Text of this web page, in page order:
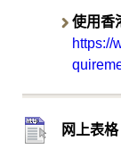
使用香
https://
网上表